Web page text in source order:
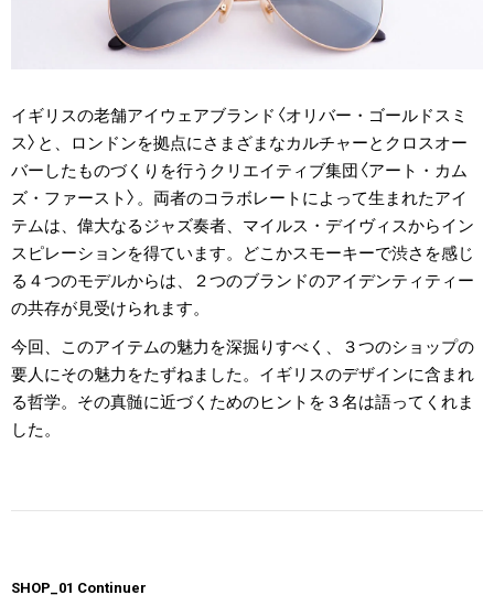
イギリスの老舗アイウェアブランド〈オリバー・ゴールドスミ
ス〉と、ロンドンを拠点にさまざまなカルチャーとクロスオー
バーしたものづくりを行うクリエイティブ集団〈アート・カム
ズ・ファースト〉。両者のコラボレートによって生まれたアイ
テムは、偉大なるジャズ奏者、マイルス・デイヴィスからイン
スピレーションを得ています。どこかスモーキーで渋さを感じ
る４つのモデルからは、２つのブランドのアイデンティティー
の共存が見受けられます。
今回、このアイテムの魅力を深掘りすべく、３つのショップの
要人にその魅力をたずねました。イギリスのデザインに含まれ
る哲学。その真髄に近づくためのヒントを３名は語ってくれま
した。
SHOP_01 Continuer